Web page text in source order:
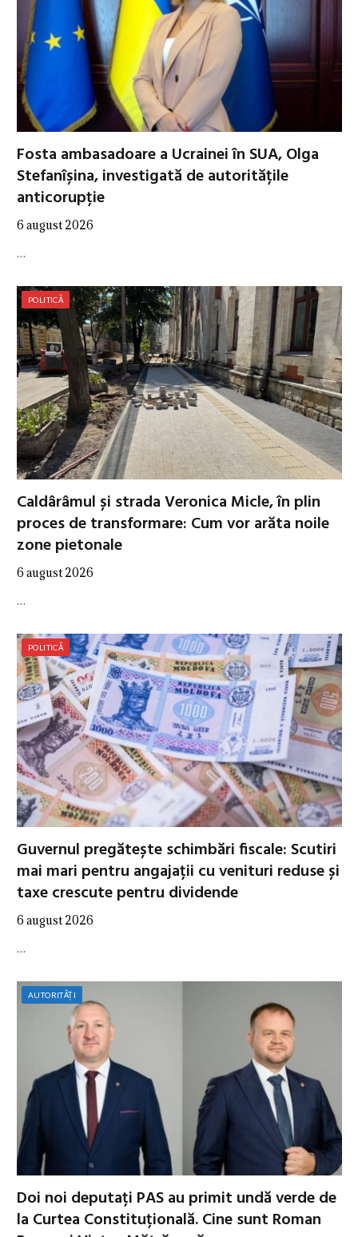
Fosta ambasadoare a Ucrainei în SUA, Olga
Stefanîșina, investigată de autoritățile
anticorupție
6 august 2026
…
POLITICĂ
Caldârâmul și strada Veronica Micle, în plin
proces de transformare: Cum vor arăta noile
zone pietonale
6 august 2026
…
POLITICĂ
Guvernul pregătește schimbări fiscale: Scutiri
mai mari pentru angajații cu venituri reduse și
taxe crescute pentru dividende
6 august 2026
…
AUTORITĂȚI
Doi noi deputați PAS au primit undă verde de
la Curtea Constituțională. Cine sunt Roman